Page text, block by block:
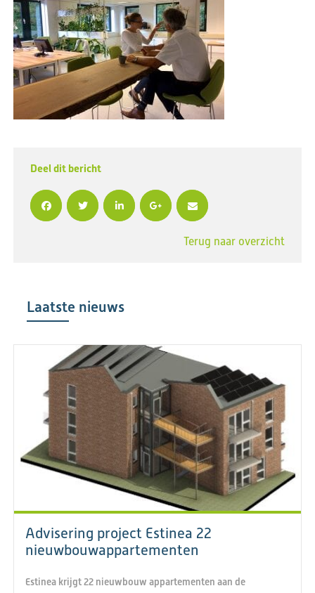
Deel dit bericht
Terug naar overzicht
Laatste nieuws
Advisering project Estinea 22
nieuwbouwappartementen
Estinea krijgt 22 nieuwbouw appartementen aan de